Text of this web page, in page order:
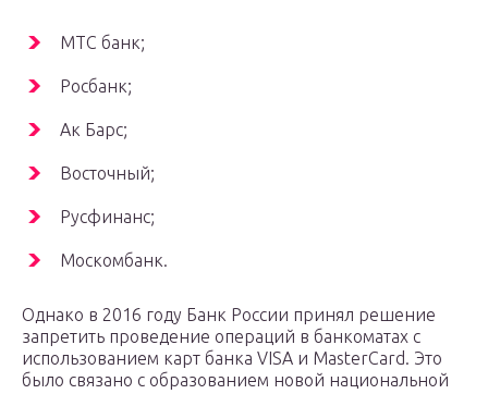
МТС банк;
Росбанк;
Ак Барс;
Восточный;
Русфинанс;
Москомбанк.
Однако в 2016 году Банк России принял решение
запретить проведение операций в банкоматах с
использованием карт банка VISA и MasterCard. Это
было связано с образованием новой национальной